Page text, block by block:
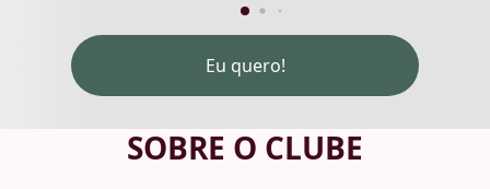
Eu quero!
SOBRE O CLUBE